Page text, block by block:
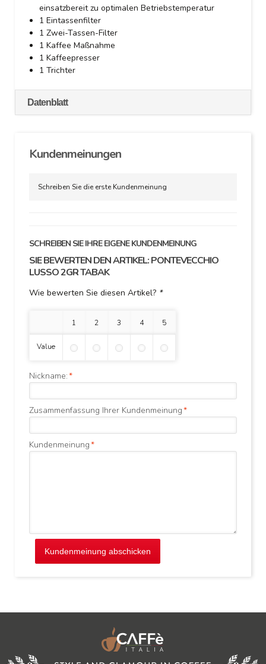
einsatzbereit zu optimalen Betriebstemperatur
1 Eintassenfilter
1 Zwei-Tassen-Filter
1 Kaffee Maßnahme
1 Kaffeepresser
1 Trichter
Datenblatt
Kundenmeinungen
Schreiben Sie die erste Kundenmeinung
SCHREIBEN SIE IHRE EIGENE KUNDENMEINUNG
SIE BEWERTEN DEN ARTIKEL:PONTEVECCHIO
LUSSO 2GR TABAK
Wie bewerten Sie diesen Artikel? *
1 Stern 2 Sterne3 Sterne4 Sterne5 Sterne
Value
*
Nickname:
*
Zusammenfassung Ihrer Kundenmeinung
*
Kundenmeinung
Kundenmeinung abschicken